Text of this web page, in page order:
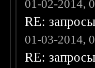
01-02-2014,
RE:
01-03-2014,
RE: